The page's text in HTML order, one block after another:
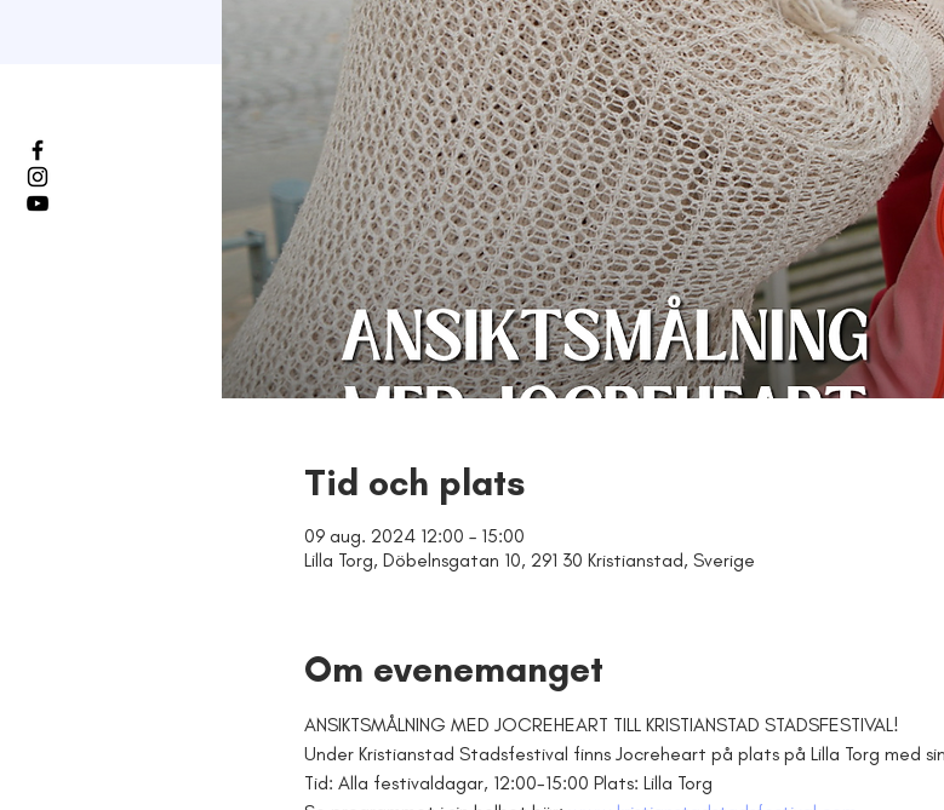
Tid och plats
09 aug. 2024 12:00 – 15:00
Lilla Torg, Döbelnsgatan 10, 291 30 Kristianstad, Sverige
Om evenemanget
ANSIKTSMÅLNING MED JOCREHEART TILL KRISTIANSTAD STADSFESTIVAL!
Under Kristianstad Stadsfestival finns Jocreheart på plats på Lilla Torg med
Tid: Alla festivaldagar, 12:00-15:00 Plats: Lilla Torg